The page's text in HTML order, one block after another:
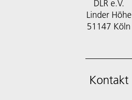
DLR e.V.
Linder Höhe
51147 Köln
Kontakt